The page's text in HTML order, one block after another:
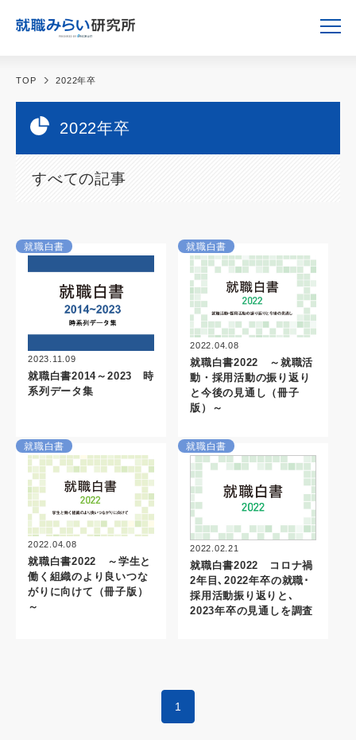
TOP 2022年卒
2022年卒
すべての記事
就職白書
2023.11.09
就職白書2014～2023 時
系列データ集
就職白書
2022.04.08
就職白書2022 ～就職活
動・採用活動の振り返り
と今後の見通し（冊子
版）～
就職白書
2022.04.08
就職白書2022 ～学生と
働く組織のより良いつな
がりに向けて（冊子版）
～
就職白書
2022.02.21
就職白書2022 コロナ禍
2年目､2022年卒の就職･
採用活動振り返りと､
2023年卒の見通しを調査
1